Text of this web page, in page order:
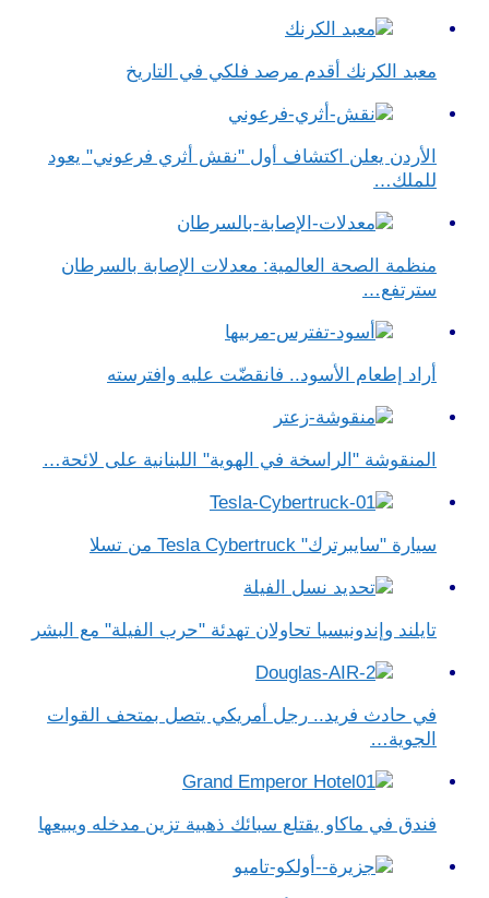
معبد الكرنك أقدم مرصد فلكي في التاريخ
الأردن يعلن اكتشاف أول "نقش أثري فرعوني" يعود
للملك…
منظمة الصحة العالمية: معدلات الإصابة بالسرطان
سترتفع…
أراد إطعام الأسود.. فانقضّت عليه وافترسته
المنقوشة "الراسخة في الهوية" اللبنانية على لائحة…
سيارة "سايبرترك" Tesla Cybertruck من تسلا
تايلند وإندونيسيا تحاولان تهدئة "حرب الفيلة" مع البشر
في حادث فريد.. رجل أمريكي يتصل بمتحف القوات
الجوية…
فندق في ماكاو يقتلع سبائك ذهبية تزين مدخله ويبيعها